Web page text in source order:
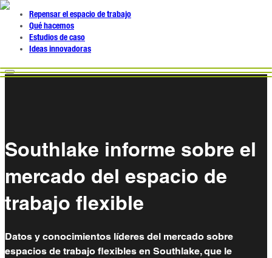
Repensar el espacio de trabajo
Qué hacemos
Estudios de caso
Ideas innovadoras
Southlake informe sobre el
mercado del espacio de
trabajo flexible
Datos y conocimientos líderes del mercado sobre
espacios de trabajo flexibles en Southlake, que le